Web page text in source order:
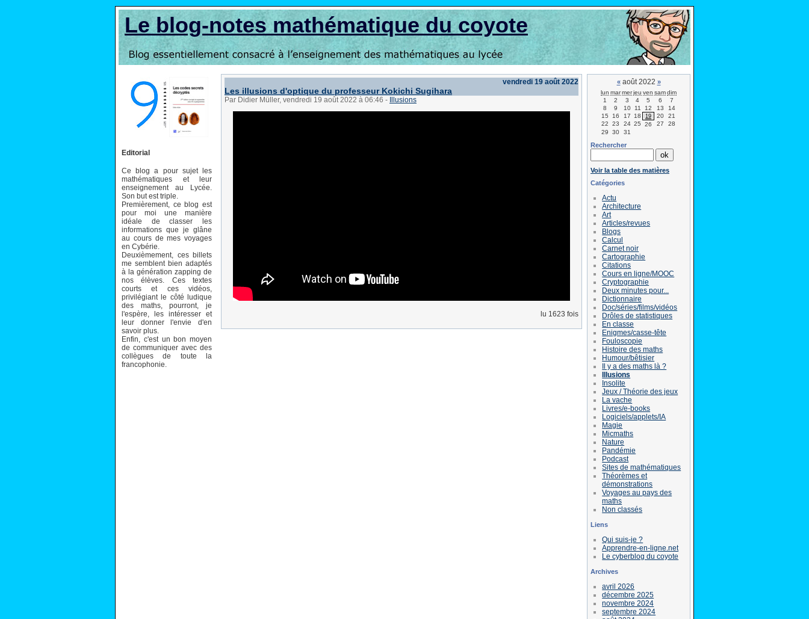
Le blog-notes mathématique du coyote
Editorial
Ce blog a pour sujet les
mathématiques et leur
enseignement au Lycée.
Son but est triple.
Premièrement, ce blog est
pour moi une manière
idéale de classer les
informations que je glâne
au cours de mes voyages
en Cybérie.
Deuxièmement, ces billets
me semblent bien adaptés
à la génération zapping de
nos élèves. Ces textes
courts et ces vidéos,
privilégiant le côté ludique
des maths, pourront, je
l'espère, les intéresser et
leur donner l'envie d'en
savoir plus.
Enfin, c'est un bon moyen
de communiquer avec des
collègues de toute la
francophonie.
vendredi 19 août 2022
Les illusions d'optique du professeur Kokichi Sugihara
Par Didier Müller, vendredi 19 août 2022 à 06:46 - Illusions
lu 1623 fois
«août 2022 »
lun marmerjeu ven samdim
1
2 3 4 5 6
7
8
9 10 11 12 13
14
15
16 17 18 19 20
21
22
23 24 25 26 27
28
29
30 31
Rechercher
Voir la table des matières
Catégories
Actu
Architecture
Art
Articles/revues
Blogs
Calcul
Carnet noir
Cartographie
Citations
Cours en ligne/MOOC
Cryptographie
Deux minutes pour...
Dictionnaire
Doc/séries/films/vidéos
Drôles de statistiques
En classe
Enigmes/casse-tête
Fouloscopie
Histoire des maths
Humour/bêtisier
Il y a des maths là ?
Illusions
Insolite
Jeux / Théorie des jeux
La vache
Livres/e-books
Logiciels/applets/IA
Magie
Micmaths
Nature
Pandémie
Podcast
Sites de mathématiques
Théorèmes et
démonstrations
Voyages au pays des
maths
Non classés
Liens
Qui suis-je ?
Apprendre-en-ligne.net
Le cyberblog du coyote
Archives
avril 2026
décembre 2025
novembre 2024
septembre 2024